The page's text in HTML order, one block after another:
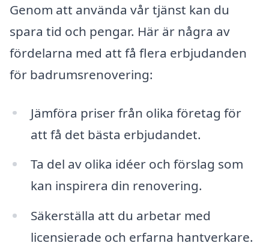
Genom att använda vår tjänst kan du
spara tid och pengar. Här är några av
fördelarna med att få flera erbjudanden
för badrumsrenovering:
Jämföra priser från olika företag för
att få det bästa erbjudandet.
Ta del av olika idéer och förslag som
kan inspirera din renovering.
Säkerställa att du arbetar med
licensierade och erfarna hantverkare.